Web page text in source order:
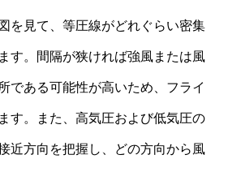
を見て、等圧線がどれぐらい密集
す。間隔が狭ければ強風または風
である可能性が高いため、フライ
す。また、高気圧および低気圧の
近方向を把握し、どの方向から風